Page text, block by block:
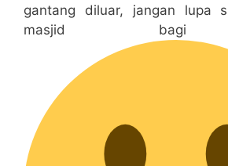
gantang diluar, jangan lupa
masjid bagi